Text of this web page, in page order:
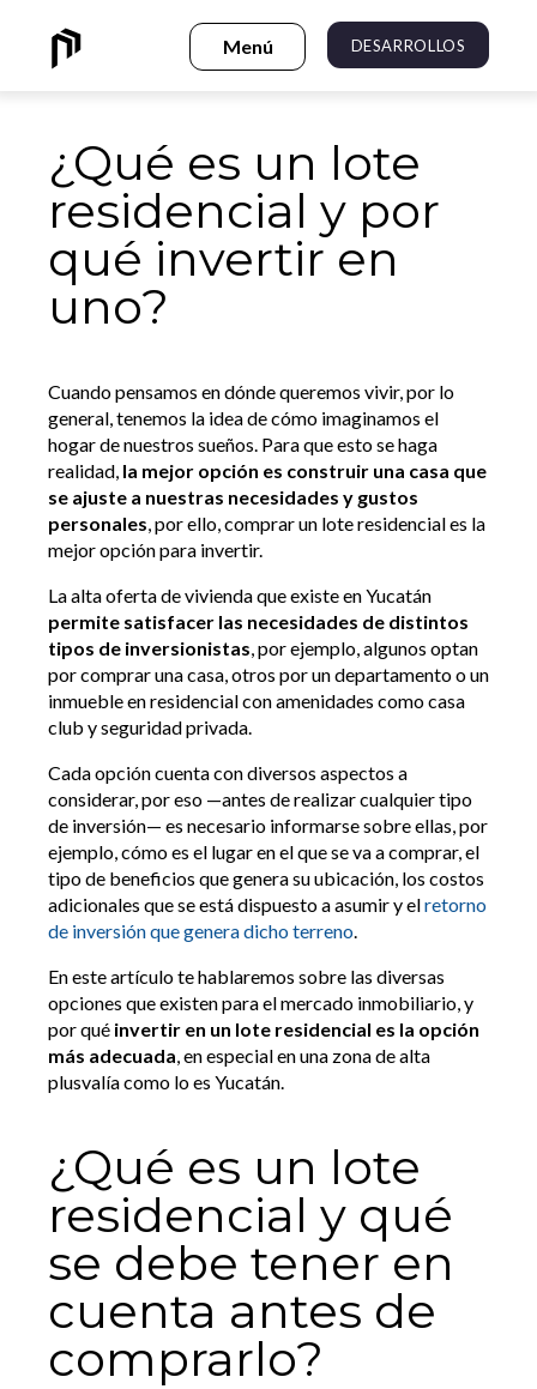
DESARROLLOS
¿Qué es un lote
residencial y por
qué invertir en
uno?
Cuando pensamos en dónde queremos vivir, por lo
general, tenemos la idea de cómo imaginamos el
hogar de nuestros sueños. Para que esto se haga
realidad, la mejor opción es construir una casa que
se ajuste a nuestras necesidades y gustos
personales, por ello, comprar un lote residencial es la
mejor opción para invertir.
La alta oferta de vivienda que existe en Yucatán
permite satisfacer las necesidades de distintos
tipos de inversionistas, por ejemplo, algunos optan
por comprar una casa, otros por un departamento o un
inmueble en residencial con amenidades como casa
club y seguridad privada.
Cada opción cuenta con diversos aspectos a
considerar, por eso —antes de realizar cualquier tipo
de inversión— es necesario informarse sobre ellas, por
ejemplo, cómo es el lugar en el que se va a comprar, el
tipo de beneficios que genera su ubicación, los costos
adicionales que se está dispuesto a asumir y elretorno
de inversión que genera dicho terreno.
En este artículo te hablaremos sobre las diversas
opciones que existen para el mercado inmobiliario, y
por qué invertir en un lote residencial es la opción
más adecuada, en especial en una zona de alta
plusvalía como lo es Yucatán.
¿Qué es un lote
residencial y qué
se debe tener en
cuenta antes de
comprarlo?